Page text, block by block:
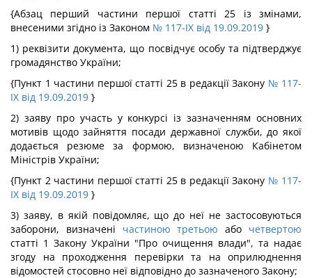
{Абзац перший частини першої статті 25 із змінами,
внесеними згідно із Законом № 117-IX від 19.09.2019 }
1) реквізити документа, що посвідчує особу та підтверджує
громадянство України;
{Пункт 1 частини першої статті 25 в редакції Закону № 117-
IX від 19.09.2019 }
2) заяву про участь у конкурсі із зазначенням основних
мотивів щодо зайняття посади державної служби, до якої
додається резюме за формою, визначеною Кабінетом
Міністрів України;
{Пункт 2 частини першої статті 25 в редакції Закону № 117-
IX від 19.09.2019 }
3) заяву, в якій повідомляє, що до неї не застосовуються
заборони, визначені частиною третьою або четвертою
статті 1 Закону України "Про очищення влади", та надає
згоду на проходження перевірки та на оприлюднення
відомостей стосовно неї відповідно до зазначеного Закону;